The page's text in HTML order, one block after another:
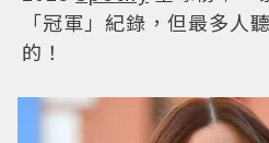
「冠軍」紀錄，但最多人
的！